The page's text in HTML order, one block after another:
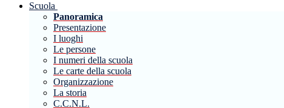
Scuola
Panoramica
Presentazione
I luoghi
Le persone
I numeri della scuola
Le carte della scuola
Organizzazione
La storia
C.C.N.L.